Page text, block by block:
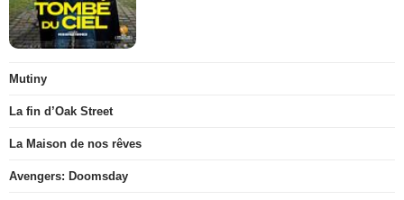
Mutiny
La fin d’Oak Street
La Maison de nos rêves
Avengers: Doomsday